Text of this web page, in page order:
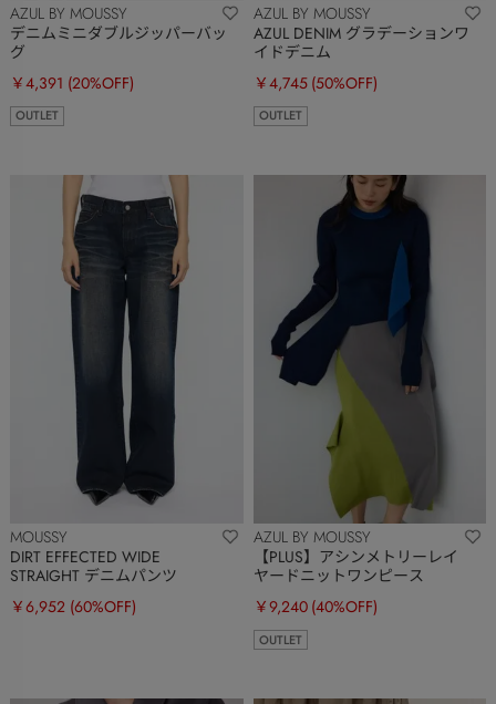
AZUL BY MOUSSY
デニムミニダブルジッパーバッ
グ
￥4,391 (20%OFF)
OUTLET
AZUL BY MOUSSY
AZUL DENIM グラデーションワ
イドデニム
￥4,745 (50%OFF)
OUTLET
MOUSSY
DIRT EFFECTED WIDE
STRAIGHT デニムパンツ
￥6,952 (60%OFF)
AZUL BY MOUSSY
【PLUS】アシンメトリーレイ
ヤードニットワンピース
￥9,240 (40%OFF)
OUTLET